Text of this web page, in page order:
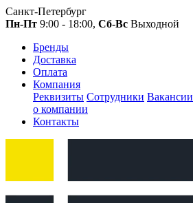
Санкт-Петербург
Пн-Пт 9:00 - 18:00, Сб-Вс Выходной
Бренды
Доставка
Оплата
Компания
Реквизиты Сотрудники Вакансии
о компании
Контакты